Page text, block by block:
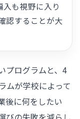
も視野に入り
認することが大
プログラムと、4
ムが学校によって
後に何をしたい